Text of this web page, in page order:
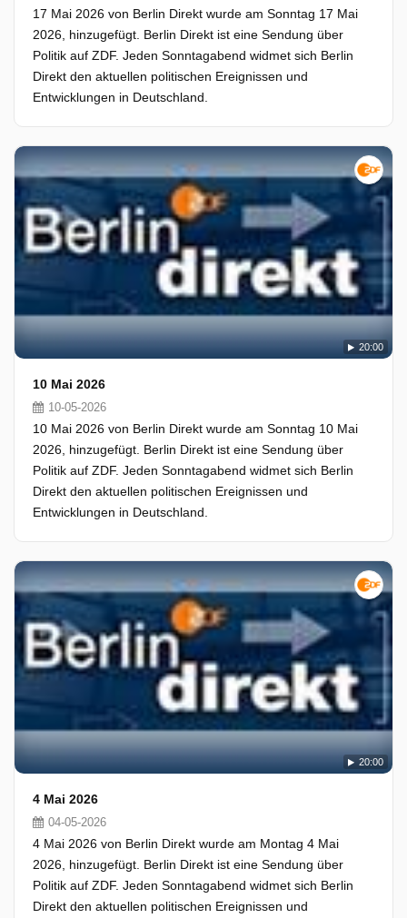
17 Mai 2026 von Berlin Direkt wurde am Sonntag 17 Mai
2026, hinzugefügt. Berlin Direkt ist eine Sendung über
Politik auf ZDF. Jeden Sonntagabend widmet sich Berlin
Direkt den aktuellen politischen Ereignissen und
Entwicklungen in Deutschland.
20:00
10 Mai 2026
10-05-2026
10 Mai 2026 von Berlin Direkt wurde am Sonntag 10 Mai
2026, hinzugefügt. Berlin Direkt ist eine Sendung über
Politik auf ZDF. Jeden Sonntagabend widmet sich Berlin
Direkt den aktuellen politischen Ereignissen und
Entwicklungen in Deutschland.
20:00
4 Mai 2026
04-05-2026
4 Mai 2026 von Berlin Direkt wurde am Montag 4 Mai
2026, hinzugefügt. Berlin Direkt ist eine Sendung über
Politik auf ZDF. Jeden Sonntagabend widmet sich Berlin
Direkt den aktuellen politischen Ereignissen und